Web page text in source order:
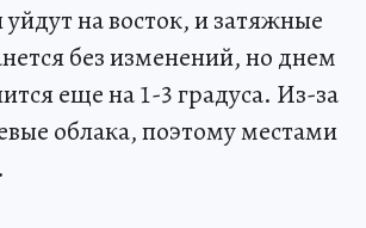
на восток, и затяжные
без изменений, но днем
еще на 1-3 градуса. Из-за
облака, поэтому местами